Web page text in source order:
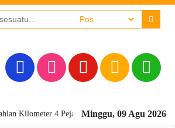
Minggu, 09 Agu 2026
4 Pejagoan, Kebumen - Kode Pos 54361